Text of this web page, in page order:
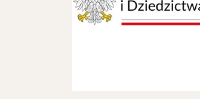
Zgoda na pliki cookie